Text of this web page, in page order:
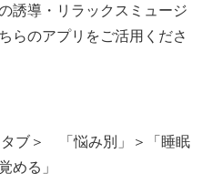
誘導・リラックスミュージ
らのアプリをご活用くださ
タブ＞ 「悩み別」＞「睡眠
める」